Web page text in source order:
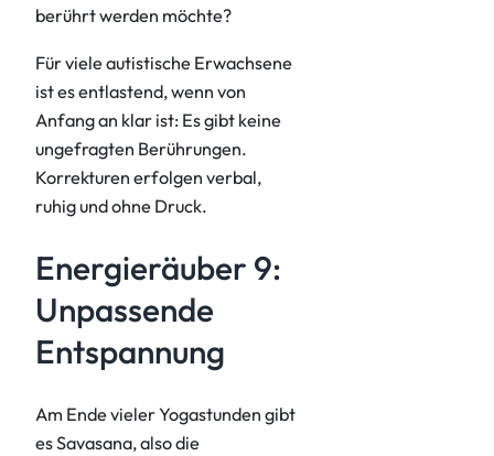
berührt werden möchte?
Für viele autistische Erwachsene
ist es entlastend, wenn von
Anfang an klar ist: Es gibt keine
ungefragten Berührungen.
Korrekturen erfolgen verbal,
ruhig und ohne Druck.
Energieräuber 9:
Unpassende
Entspannung
Am Ende vieler Yogastunden gibt
es Savasana, also die